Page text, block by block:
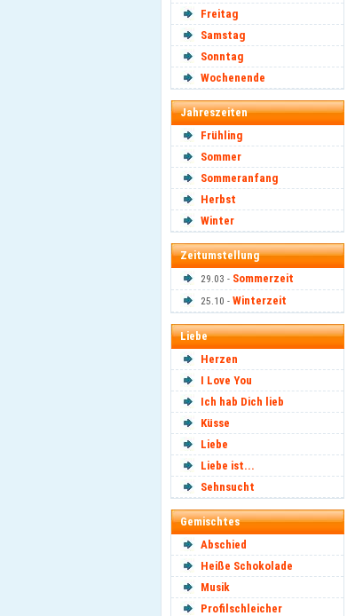
Freitag
Samstag
Sonntag
Wochenende
Jahreszeiten
Frühling
Sommer
Sommeranfang
Herbst
Winter
Zeitumstellung
29.03 - Sommerzeit
25.10 - Winterzeit
Liebe
Herzen
I Love You
Ich hab Dich lieb
Küsse
Liebe
Liebe ist...
Sehnsucht
Gemischtes
Abschied
Heiße Schokolade
Musik
Profilschleicher